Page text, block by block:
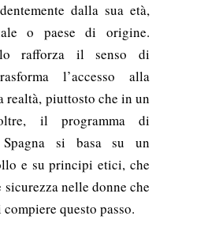
dalla sua età,
o paese di origine.
rafforza il senso di
l’accesso alla
realtà, piuttosto che in un
il programma di
si basa su un
e su principi etici, che
nelle donne che
questo passo.